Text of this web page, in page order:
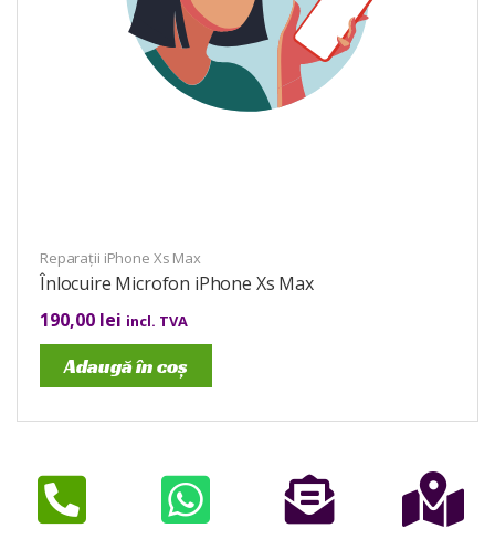
Reparații iPhone Xs Max
Înlocuire Microfon iPhone Xs Max
190,00 lei incl. TVA
Adaugă în coș